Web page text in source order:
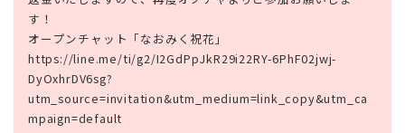
す！
オープンチャット「なおみく祝花」
https://line.me/ti/g2/I2GdPpJkR29i22RY-6PhF02jwj-
DyOxhrDV6sg?
utm_source=invitation&utm_medium=link_copy&utm_ca
mpaign=default